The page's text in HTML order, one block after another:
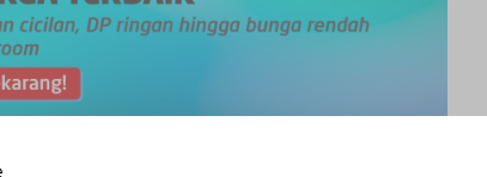
pajak, AutoFamily juga perlu merawat
AutoFamily tak perlu khawatir soal